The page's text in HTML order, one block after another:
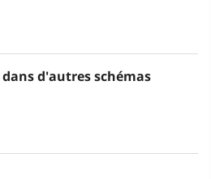
d'autres schémas